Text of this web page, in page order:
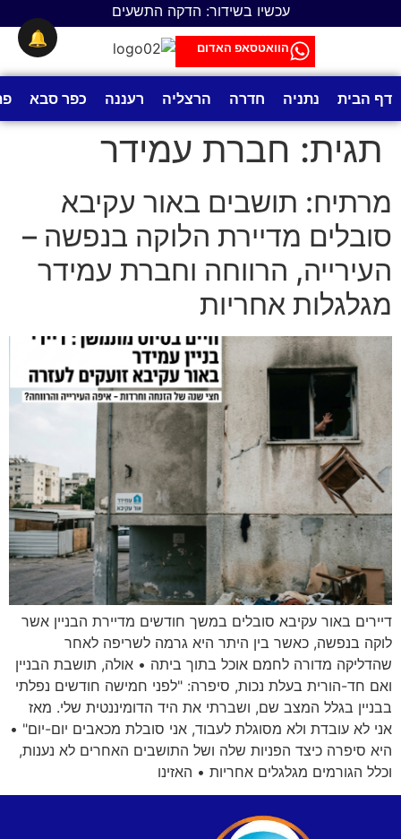
עכשיו בשידור: הדקה התשעים
הוואטסאפ האדום
דף הבית נתניה חדרה הרצליה רעננה כפר סבא
תגית: חברת עמידר
מרתיח: תושבים באור עקיבא
סובלים מדיירת הלוקה בנפשה –
העירייה, הרווחה וחברת עמידר
מגלגלות אחריות
דיירים באור עקיבא סובלים במשך חודשים מדיירת הבניין אשר
לוקה בנפשה, כאשר בין היתר היא גרמה לשריפה לאחר
שהדליקה מדורה לחמם אוכל בתוך ביתה • אולה, תושבת הבניין
ואם חד-הורית בעלת נכות, סיפרה: "לפני חמישה חודשים נפלתי
בבניין בגלל המצב שם, ושברתי את היד הדומיננטית שלי. מאז
אני לא עובדת ולא מסוגלת לעבוד, אני סובלת מכאבים יום-יום" •
היא סיפרה כיצד הפניות שלה ושל התושבים האחרים לא נענות,
וכלל הגורמים מגלגלים אחריות • האזינו
🔔